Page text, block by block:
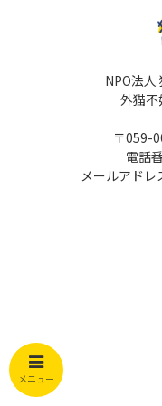
NPO法
外猫
〒059-
電話
メールアド
メニュー